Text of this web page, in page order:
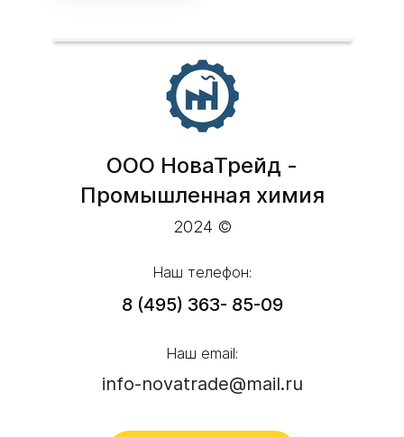
ООО НоваТрейд -
Промышленная химия
2024 ©
Наш телефон:
8 (495) 363- 85-09
Наш email:
info-novatrade@mail.ru